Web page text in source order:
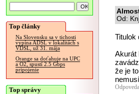
Top články
Na Slovensku sa v tichosti
vypína ADSL v lokalitách s
VDSL, už 31. mája
Orange sa doťahuje na UPC
a O2, spustí 2.5 Gbps
pripojenie
Top správy
Od:
Titulok
Akurát
že je